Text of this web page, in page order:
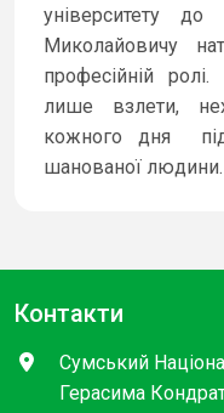
університету
Миколайовичу
професійній
лише взлети,
кожного дня під
шанованої людини.
Контакти
Сумський
Герасима